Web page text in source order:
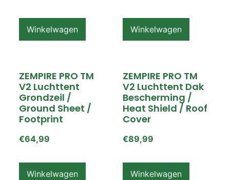
Winkelwagen Winkelwagen
ZEMPIRE PRO TM
V2 Luchttent
Grondzeil /
Ground Sheet /
Footprint
€64,99
Winkelwagen
ZEMPIRE PRO TM
V2 Luchttent Dak
Bescherming /
Heat Shield / Roof
Cover
€89,99
Winkelwagen